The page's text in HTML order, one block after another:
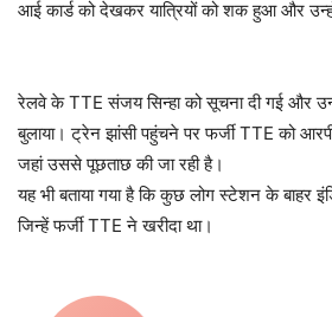
आई कार्ड को देखकर यात्रियों को शक हुआ और
रेलवे के TTE संजय सिन्हा को सूचना दी गई और
बुलाया। ट्रेन झांसी पहुंचने पर फर्जी TTE को
जहां उससे पूछताछ की जा रही है।
यह भी बताया गया है कि कुछ लोग स्टेशन के बाहर
जिन्हें फर्जी TTE ने खरीदा था।